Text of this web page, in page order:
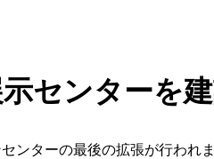
センターを
ンターの最後の拡張が行われ